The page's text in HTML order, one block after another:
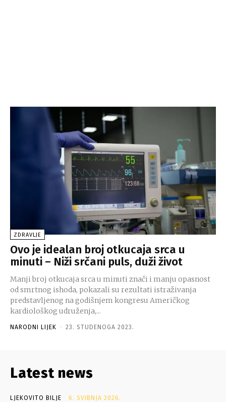
ZDRAVLJE
Ovo je idealan broj otkucaja srca u
minuti – Niži srčani puls, duži život
Manji broj otkucaja srca u minuti znači i manju opasnost
od smrtnog ishoda, pokazali su rezultati istraživanja
predstavljenog na godišnjem kongresu Američkog
kardiološkog udruženja,...
NARODNI LIJEK - 23. STUDENOGA 2023.
Latest news
LJEKOVITO BILJE 6. SVIBNJA 2026.